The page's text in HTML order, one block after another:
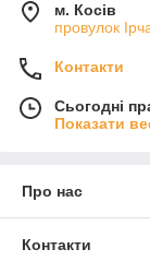
м. Косів
провулок
Контакти
Сьогодні
Показати
Про нас
Контакти